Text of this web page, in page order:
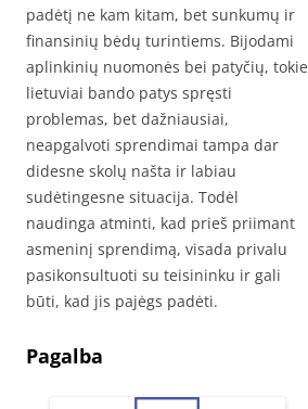
padėtį ne kam kitam, bet sunkumų ir
finansinių bėdų turintiems. Bijodami
aplinkinių nuomonės bei patyčių, tokie
lietuviai bando patys spręsti
problemas, bet dažniausiai,
neapgalvoti sprendimai tampa dar
didesne skolų našta ir labiau
sudėtingesne situacija. Todėl
naudinga atminti, kad prieš priimant
asmeninį sprendimą, visada privalu
pasikonsultuoti su teisininku ir gali
būti, kad jis pajėgs padėti.
Pagalba